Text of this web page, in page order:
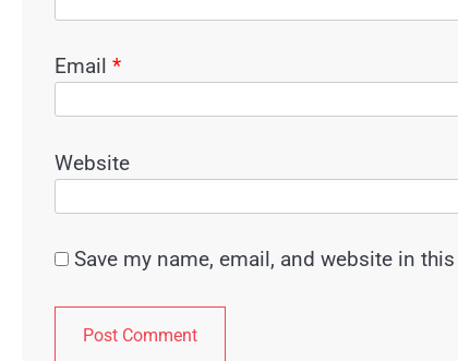
Email *
Website
Save my name, email, and website in